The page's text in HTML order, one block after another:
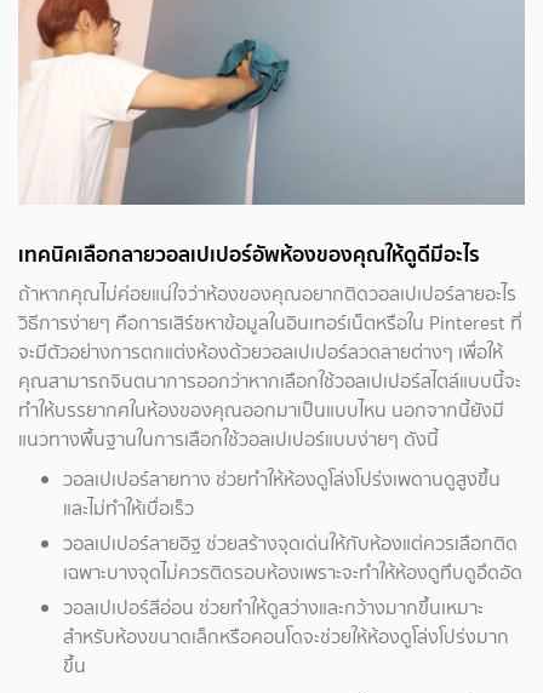
เทคนิคเลือกลายวอลเปเปอร์อัพห้องของคุณให้ดูดีมีอะไร
ถ้าหากคุณไม่ค่อยแน่ใจว่าห้องของคุณอยากติดวอลเปเปอร์ลายอะไร
วิธีการง่ายๆ คือการเสิร์ชหาข้อมูลในอินเทอร์เน็ตหรือใน Pinterest ที่
จะมีตัวอย่างการตกแต่งห้องด้วยวอลเปเปอร์ลวดลายต่างๆ เพื่อให้
คุณสามารถจินตนาการออกว่าหากเลือกใช้วอลเปเปอร์สไตล์แบบนี้จะ
ทำให้บรรยากศในห้องของคุณออกมาเป็นแบบไหน นอกจากนี้ยังมี
แนวทางพื้นฐานในการเลือกใช้วอลเปเปอร์แบบง่ายๆ ดังนี้
วอลเปเปอร์ลายทาง ช่วยทำให้ห้องดูโล่งโปร่งเพดานดูสูงขึ้น
และไม่ทำให้เบื่อเร็ว
วอลเปเปอร์ลายอิฐ ช่วยสร้างจุดเด่นให้กับห้องแต่ควรเลือกติด
เฉพาะบางจุดไม่ควรติดรอบห้องเพราะจะทำให้ห้องดูทึบดูอึดอัด
วอลเปเปอร์สีอ่อน ช่วยทำให้ดูสว่างและกว้างมากขึ้นเหมาะ
สำหรับห้องขนาดเล็กหรือคอนโดจะช่วยให้ห้องดูโล่งโปร่งมาก
ขึ้น